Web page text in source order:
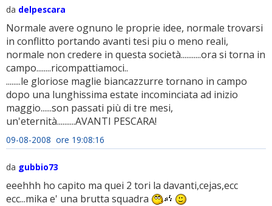
da delpescara
Normale avere ognuno le proprie idee, normale trovarsi
in conflitto portando avanti tesi piu o meno reali,
normale non credere in questa società...........ora si torna in
campo........ricompattiamoci..
........le gloriose maglie biancazzurre tornano in campo
dopo una lunghissima estate incominciata ad inizio
maggio......son passati più di tre mesi,
un'eternità..........AVANTI PESCARA!
09-08-2008 ore 19:08:16
da gubbio73
eeehhh ho capito ma quei 2 tori la davanti,cejas,ecc
ecc...mika e' una brutta squadra